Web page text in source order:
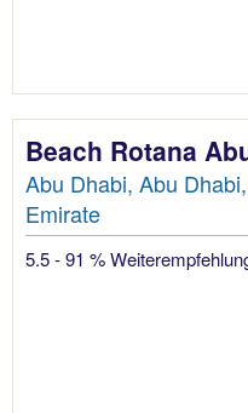
Beach Rotana
Abu Dhabi, Abu
Emirate
5.5 - 91 %